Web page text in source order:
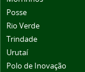
Posse
Rio Verde
Trindade
Urutaí
Polo de Inovação